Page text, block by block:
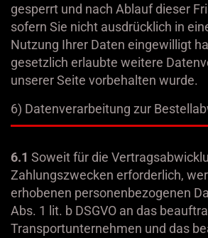
gesperrt und nach Ablauf dieser
sofern Sie nicht ausdrücklich in
Nutzung Ihrer Daten eingewilligt
gesetzlich erlaubte weitere
unserer Seite vorbehalten wurde.
6) Datenverarbeitung zur
6.1 Soweit für die
Zahlungszwecken erforderlich,
erhobenen personenbezogenen
Abs. 1 lit. b DSGVO an das
Transportunternehmen und das